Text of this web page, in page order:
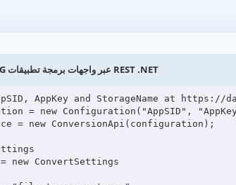
تحويل VSS إلى PNG عبر واجهات برمجة تطبيقات REST .NET
AppKey and StorageName at
= new Configuration("AppSID",
= new ConversionApi(configuration);
new ConvertSettings